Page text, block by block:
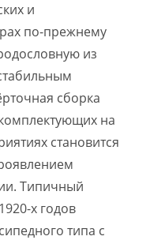
и
по-прежнему
из
сборка
на
становится
Типичный
х годов
типа с